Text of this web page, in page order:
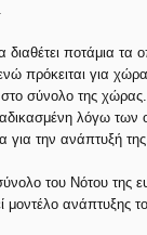
ποτάμια τα
πρόκειται για
σύνολο της
λόγω
για την ανάπτυξή
του Νότου
ανάπτυξης